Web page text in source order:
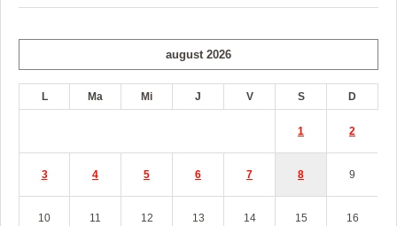
august 2026
L Ma Mi J V S D
1 2
3 4 5 6 7 8 9
10 11 12 13 14 15 16